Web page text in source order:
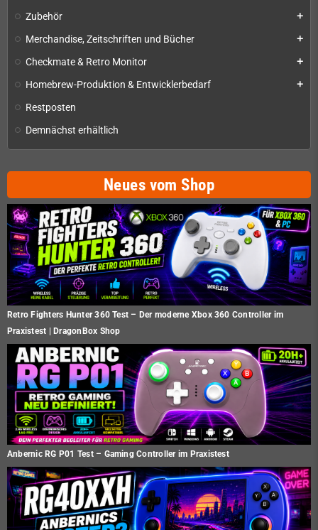
Zubehör add
Merchandise, Zeitschriften und Bücher add
Checkmate & Retro Monitor add
Homebrew-Produktion & Entwicklerbedarf add
Restposten
Demnächst erhältlich
Neues vom Shop
Retro Fighters Hunter 360 Test – Der moderne Xbox 360 Controller im
Praxistest | DragonBox Shop
Anbernic RG P01 Test – Gaming Controller im Praxistest